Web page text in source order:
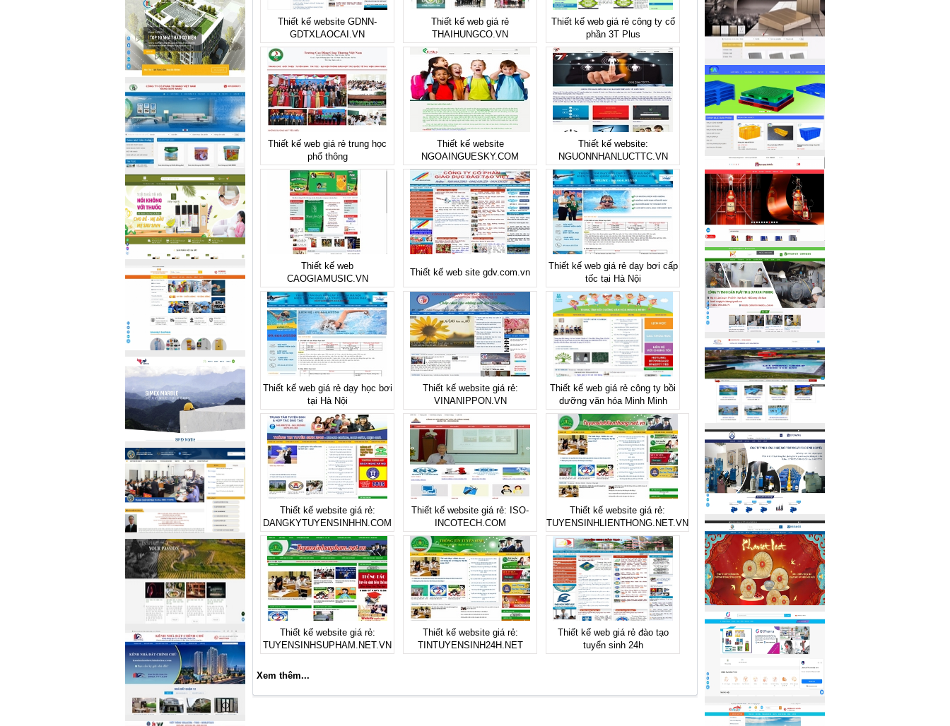
Thiết kế website GDNN-
GDTXLAOCAI.VN
Thiết kế web giá rẻ
THAIHUNGCO.VN
Thiết kế web giá rẻ công ty cổ
phần 3T Plus
Thiết kế web giá rẻ trung học
phổ thông
Thiết kế website
NGOAINGUESKY.COM
Thiết kế website:
NGUONNHANLUCTTC.VN
Thiết kế web
CAOGIAMUSIC.VN
Thiết kế web site gdv.com.vn
Thiết kế web giá rẻ dạy bơi cấp
tốc tại Hà Nội
Thiết kế web giá rẻ dạy học bơi
tại Hà Nội
Thiết kế website giá rẻ:
VINANIPPON.VN
Thiết kế web giá rẻ công ty bồi
dưỡng văn hóa Minh Minh
Thiết kế website giá rẻ:
DANGKYTUYENSINHHN.COM
Thiết kế website giá rẻ: ISO-
INCOTECH.COM
Thiết kế website giá rẻ:
TUYENSINHLIENTHONG.NET.VN
Thiết kế website giá rẻ:
TUYENSINHSUPHAM.NET.VN
Thiết kế website giá rẻ:
TINTUYENSINH24H.NET
Thiết kế web giá rẻ đào tạo
tuyển sinh 24h
Xem thêm...